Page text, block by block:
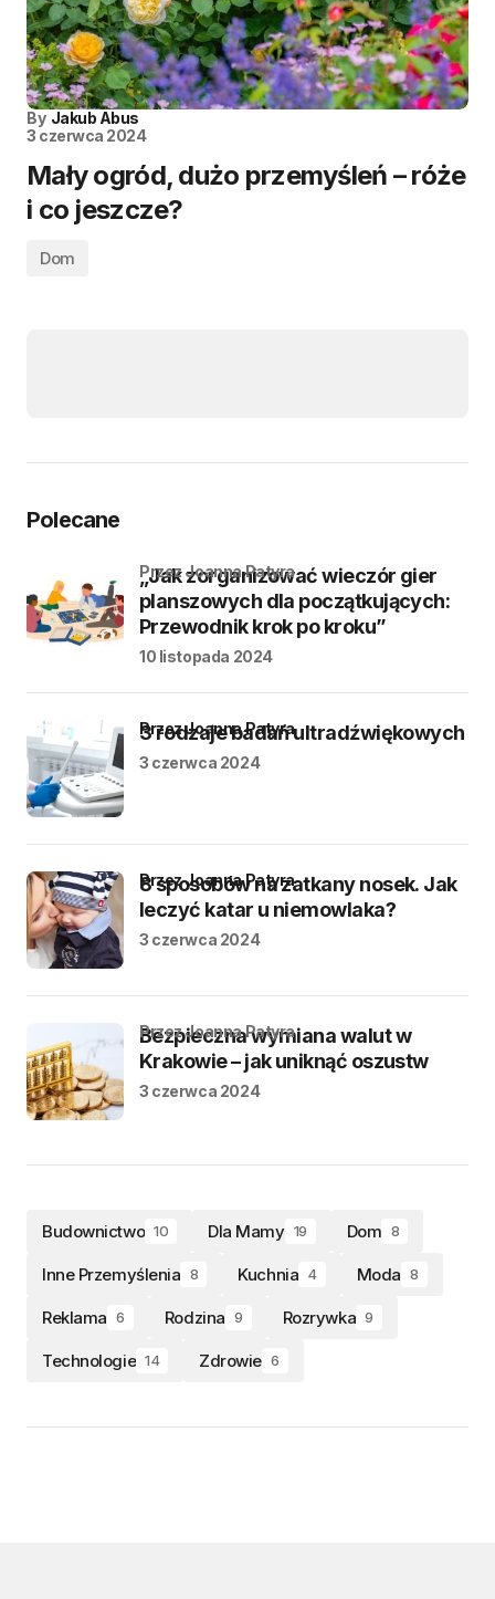
By Jakub Abus
3 czerwca 2024
Mały ogród, dużo przemyśleń – róże
i co jeszcze?
Dom
Polecane
„Jak zorganizować wieczór gier
planszowych dla początkujących:
Przewodnik krok po kroku”
przez Joanna Patyra
10 listopada 2024
3 rodzaje badań ultradźwiękowych
przez Joanna Patyra
3 czerwca 2024
8 sposobów na zatkany nosek. Jak
leczyć katar u niemowlaka?
przez Joanna Patyra
3 czerwca 2024
Bezpieczna wymiana walut w
Krakowie – jak uniknąć oszustw
przez Joanna Patyra
3 czerwca 2024
Budownictwo 10 Dla Mamy 19 Dom 8
Inne Przemyślenia 8 Kuchnia 4 Moda 8
Reklama 6 Rodzina 9 Rozrywka 9
Technologie 14 Zdrowie 6